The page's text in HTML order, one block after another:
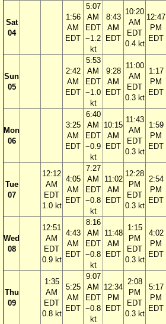
Sat
04
1:56
AM
EDT
5:07
AM
EDT
−1.2
kt
8:43
AM
EDT
10:20
AM
EDT
0.4 kt
12:47
PM
EDT
Sun
05
2:42
AM
EDT
5:53
AM
EDT
−1.0
kt
9:28
AM
EDT
11:00
AM
EDT
0.3 kt
1:17
PM
EDT
Mon
06
3:25
AM
EDT
6:40
AM
EDT
−0.9
kt
10:15
AM
EDT
11:43
AM
EDT
0.3 kt
1:59
PM
EDT
Tue
07
12:12
AM
EDT
1.0 kt
4:05
AM
EDT
7:27
AM
EDT
−0.8
kt
11:02
AM
EDT
12:28
PM
EDT
0.3 kt
2:54
PM
EDT
Wed
08
12:51
AM
EDT
0.9 kt
4:43
AM
EDT
8:16
AM
EDT
−0.8
kt
11:48
AM
EDT
1:15
PM
EDT
0.3 kt
4:02
PM
EDT
Thu
09
1:35
AM
EDT
0.8 kt
5:25
AM
EDT
9:07
AM
EDT
−0.8
kt
12:34
PM
EDT
2:08
PM
EDT
0.3 kt
5:17
PM
EDT